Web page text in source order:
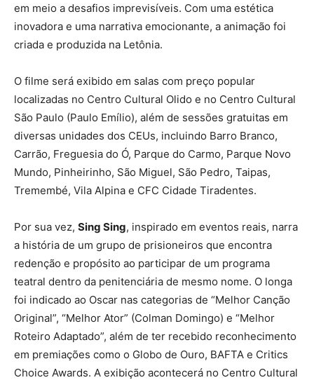
em meio a desafios imprevisíveis. Com uma estética
inovadora e uma narrativa emocionante, a animação foi
criada e produzida na Letônia.
O filme será exibido em salas com preço popular
localizadas no Centro Cultural Olido e no Centro Cultural
São Paulo (Paulo Emílio), além de sessões gratuitas em
diversas unidades dos CEUs, incluindo Barro Branco,
Carrão, Freguesia do Ó, Parque do Carmo, Parque Novo
Mundo, Pinheirinho, São Miguel, São Pedro, Taipas,
Tremembé, Vila Alpina e CFC Cidade Tiradentes.
Por sua vez, Sing Sing, inspirado em eventos reais, narra
a história de um grupo de prisioneiros que encontra
redenção e propósito ao participar de um programa
teatral dentro da penitenciária de mesmo nome. O longa
foi indicado ao Oscar nas categorias de “Melhor Canção
Original”, “Melhor Ator” (Colman Domingo) e “Melhor
Roteiro Adaptado”, além de ter recebido reconhecimento
em premiações como o Globo de Ouro, BAFTA e Critics
Choice Awards. A exibição acontecerá no Centro Cultural